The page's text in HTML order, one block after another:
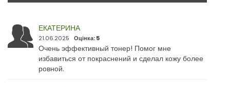
ЕКАТЕРИНА
21.06.2025 Оцінка: 5
Очень эффективный тонер! Помог мне
избавиться от покраснений и сделал кожу более
ровной.